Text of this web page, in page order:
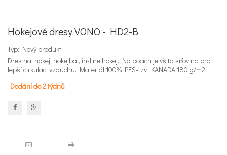
Hokejové dresy VONO - HD2-B
Typ: Nový produkt
Dres na: hokej, hokejbal, in-line hokej. Na bocích je všita síťovina pro
lepší cirkulaci vzduchu. Materiál 100% PES-tzv. KANADA 180 g/m2.
Dodání do 2 týdnů